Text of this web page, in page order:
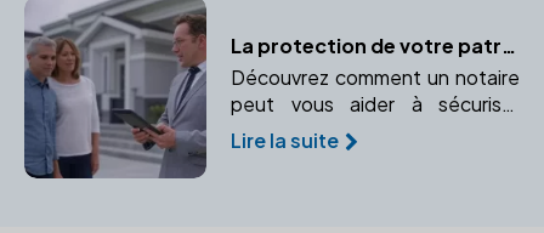
La protection de votre patrimoine immobilier face à l'imprévu grâce au notaire
Découvrez comment un notaire
peut vous aider à sécuriser
votre patrimoine immobilier face
à l'imprévu. Protégez vos biens
Lire la suite